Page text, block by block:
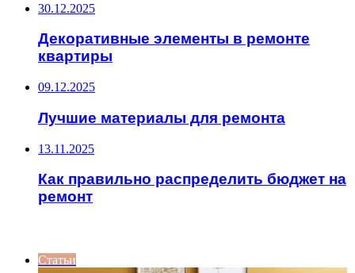
30.12.2025
Декоративные элементы в ремонте
квартиры
09.12.2025
Лучшие материалы для ремонта
13.11.2025
Как правильно распределить бюджет на
ремонт
Статьи